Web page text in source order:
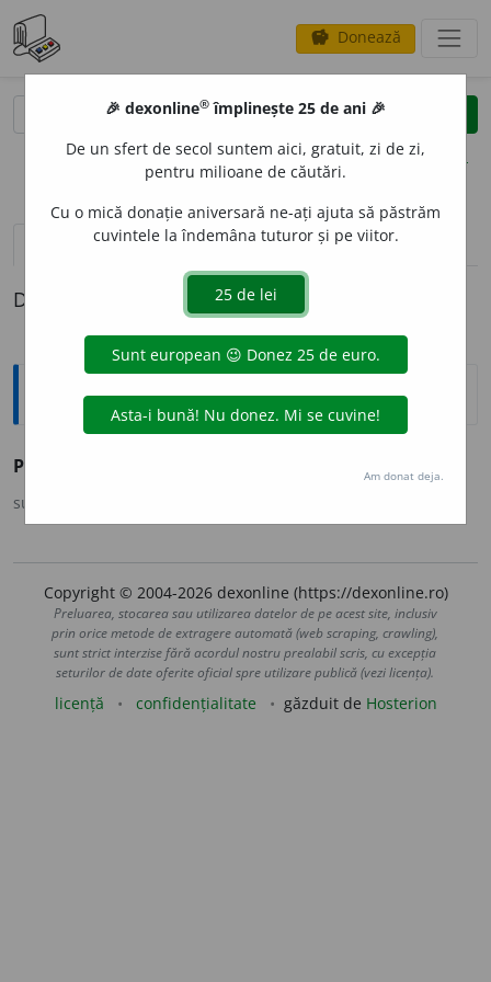
savings Donează
clear
opțiuni
definiții (1) pronunțievolume_up (4)
Definiția cu ID-ul 72160:
Antonime
Plicticos
sursa:
Copyright © 2004-2026 dexonline (https://dexonline.ro)
Preluarea, stocarea sau utilizarea datelor de pe acest site, inclusiv
prin orice metode de extragere automată (web scraping, crawling),
sunt strict interzise fără acordul nostru prealabil scris, cu excepția
seturilor de date oferite oficial spre utilizare publică (vezi licența).
licență confidențialitate găzduit de Hosterion
🎉 dexonline® împlinește 25 de ani 🎉
De un sfert de secol suntem aici, gratuit, zi de zi,
pentru milioane de căutări.
Cu o mică donație aniversară ne-ați ajuta să păstrăm
cuvintele la îndemâna tuturor și pe viitor.
Am donat deja.